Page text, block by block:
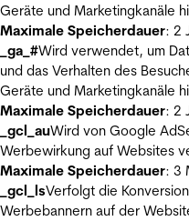
Geräte und Marketingkanäle
Maximale Speicherdauer: 2
_ga_#Wird verwendet, um
und das Verhalten des
Geräte und Marketingkanäle
Maximale Speicherdauer: 2
_gcl_auWird von Google
Werbewirkung auf Websites
Maximale Speicherdauer: 3
_gcl_lsVerfolgt die
Werbebannern auf der